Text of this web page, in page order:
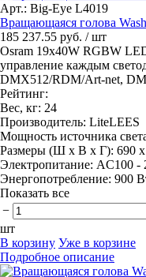
Арт.: Big-Eye L4019
Вращающаяся голова
185 237.55 руб. / шт
Osram 19x40W RGBW
управление каждым
DMX512/RDM/Art-net,
Рейтинг:
Вес, кг: 24
Производитель: LiteLEES
Мощность источника
Размеры (Ш x В x Г): 690
Электропитание: AC100 -
Энергопотребление: 900
Показать все
−
шт
В корзину Уже в корзине
Подробное описание